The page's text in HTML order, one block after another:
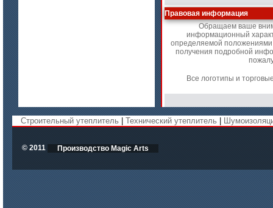
Правовая информация
Обращаем ваше
информационный
определяемой положениями
получения подробной
Все логотипы и
Строительный утеплитель Технический утеплитель
© 2011 Производство Magic Arts